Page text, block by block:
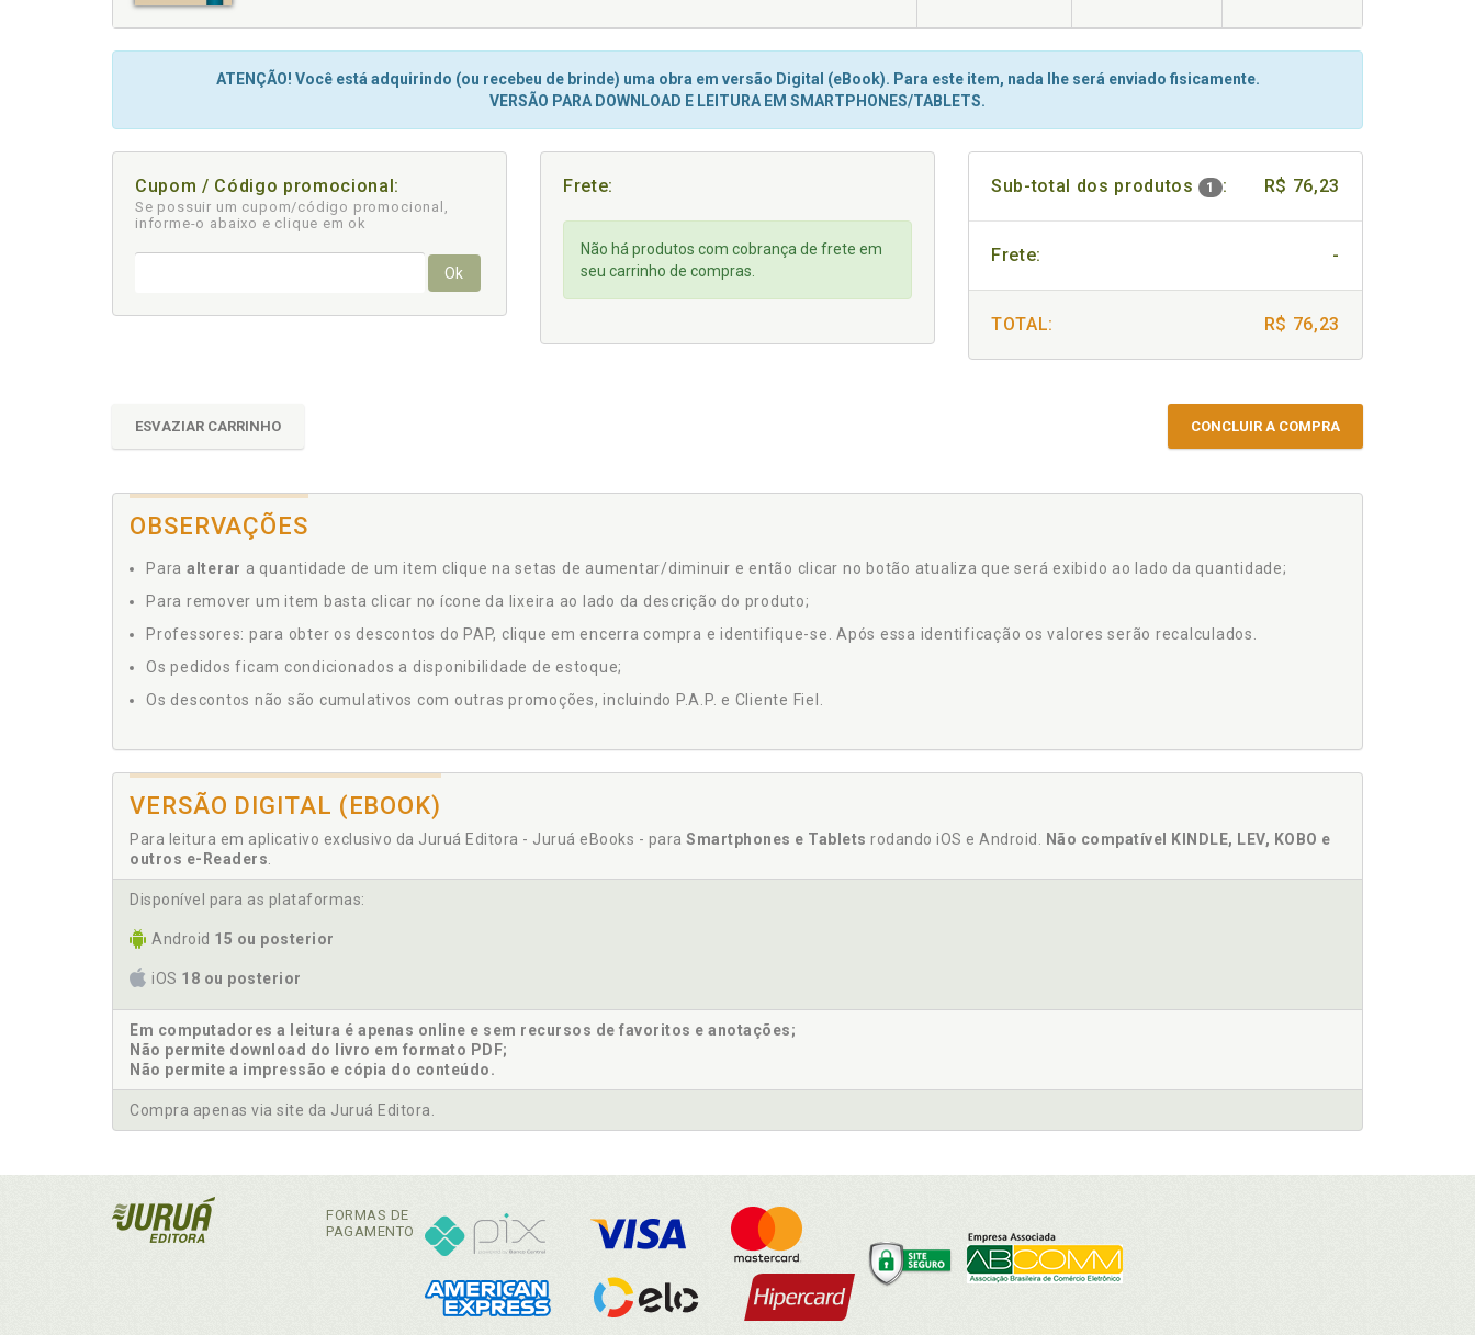
ATENÇÃO! Você está adquirindo (ou recebeu de brinde) uma obra em versão Digital (eBook). Para este item, nada lhe será enviado fisicamente.
VERSÃO PARA DOWNLOAD E LEITURA EM SMARTPHONES/TABLETS.
Cupom / Código promocional:
Se possuir um cupom/código promocional,
informe-o abaixo e clique em ok
Ok
Frete:
Não há produtos com cobrança de frete em
seu carrinho de compras.
Sub-total dos produtos 1 : R$ 76,23
Frete: -
TOTAL: R$ 76,23
ESVAZIAR CARRINHO CONCLUIR A COMPRA
OBSERVAÇÕES
Para alterar a quantidade de um item clique na setas de aumentar/diminuir e então clicar no botão atualiza que será exibido ao lado da quantidade;
Para remover um item basta clicar no ícone da lixeira ao lado da descrição do produto;
Professores: para obter os descontos do PAP, clique em encerra compra e identifique-se. Após essa identificação os valores serão recalculados.
Os pedidos ficam condicionados a disponibilidade de estoque;
Os descontos não são cumulativos com outras promoções, incluindo P.A.P. e Cliente Fiel.
VERSÃO DIGITAL (EBOOK)
Para leitura em aplicativo exclusivo da Juruá Editora - Juruá eBooks - para Smartphones e Tablets rodando iOS e Android.
Não compatível KINDLE, LEV, KOBO e
outros e-Readers
Disponível para as plataformas:
Android 15 ou posterior
iOS 18 ou posterior
Em computadores a leitura é apenas online e sem recursos de favoritos e anotações;
Não permite download do livro em formato PDF;
Não permite a impressão e cópia do conteúdo.
Compra apenas via site da Juruá Editora.
FORMAS DE
PAGAMENTO